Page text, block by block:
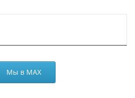
Мы в МАХ